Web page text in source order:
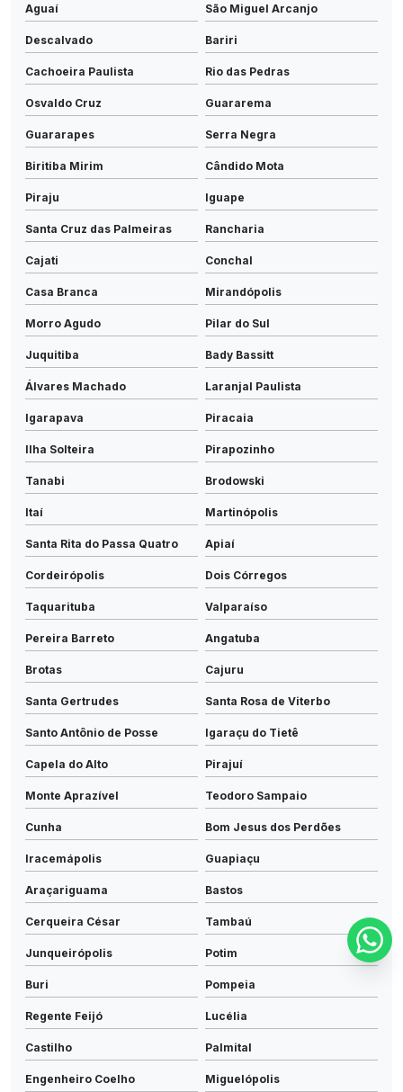
Aguaí São Miguel Arcanjo
Descalvado Bariri
Cachoeira Paulista Rio das Pedras
Osvaldo Cruz Guararema
Guararapes Serra Negra
Biritiba Mirim Cândido Mota
Piraju Iguape
Santa Cruz das Palmeiras Rancharia
Cajati Conchal
Casa Branca Mirandópolis
Morro Agudo Pilar do Sul
Juquitiba Bady Bassitt
Álvares Machado Laranjal Paulista
Igarapava Piracaia
Ilha Solteira Pirapozinho
Tanabi Brodowski
Itaí Martinópolis
Santa Rita do Passa Quatro Apiaí
Cordeirópolis Dois Córregos
Taquarituba Valparaíso
Pereira Barreto Angatuba
Brotas Cajuru
Santa Gertrudes Santa Rosa de Viterbo
Santo Antônio de Posse Igaraçu do Tietê
Capela do Alto Pirajuí
Monte Aprazível Teodoro Sampaio
Cunha Bom Jesus dos Perdões
Iracemápolis Guapiaçu
Araçariguama Bastos
Cerqueira César Tambaú
Junqueirópolis Potim
Buri Pompeia
Regente Feijó Lucélia
Castilho Palmital
Engenheiro Coelho Miguelópolis